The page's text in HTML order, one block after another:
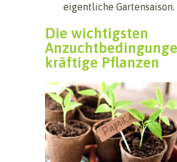
eigentliche Gartensaison.
Die wichtigsten
kräftige Pflanzen